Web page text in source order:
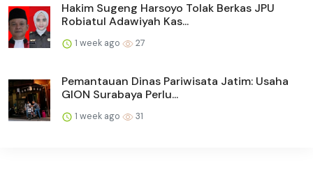
Hakim Sugeng Harsoyo Tolak Berkas JPU
Robiatul Adawiyah Kas...
1 week ago 27
Pemantauan Dinas Pariwisata Jatim: Usaha
GION Surabaya Perlu...
1 week ago 31